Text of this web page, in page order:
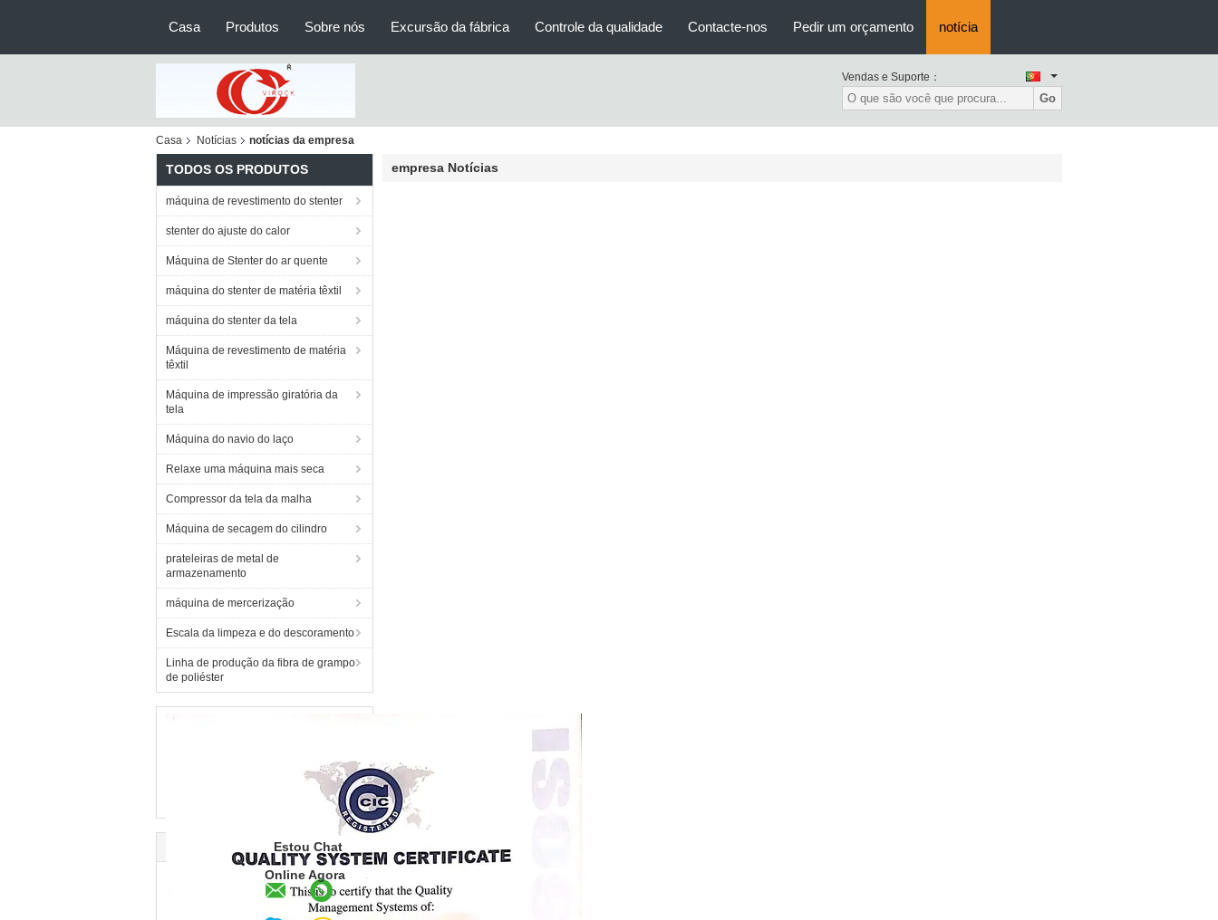
Casa Produtos Sobre nós Excursão da fábrica Controle da qualidade Contacte-nos Pedir um orçamento notícia
Vendas e Suporte：
Go
Casa Notícias notícias da empresa
TODOS OS PRODUTOS
máquina de revestimento do stenter
stenter do ajuste do calor
Máquina de Stenter do ar quente
máquina do stenter de matéria têxtil
máquina do stenter da tela
Máquina de revestimento de matéria
têxtil
Máquina de impressão giratória da
tela
Máquina do navio do laço
Relaxe uma máquina mais seca
Compressor da tela da malha
Máquina de secagem do cilindro
prateleiras de metal de
armazenamento
máquina de mercerização
Escala da limpeza e do descoramento
Linha de produção da fibra de grampo
de poliéster
Estou Chat
Online Agora
empresa Notícias